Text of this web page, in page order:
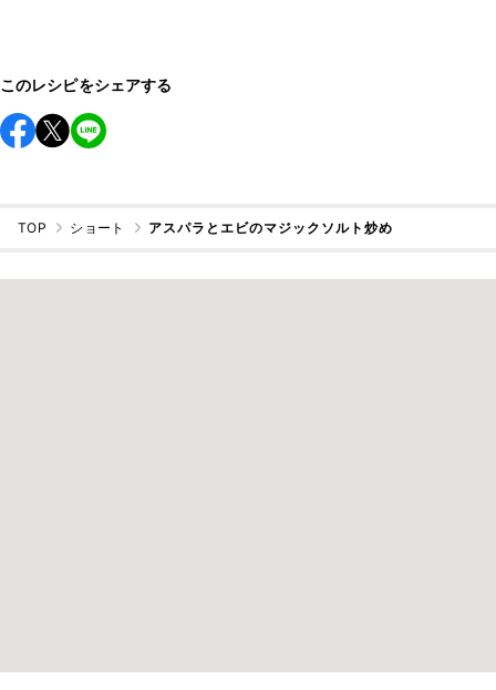
このレシピをシェアする
TOP ショート アスパラとエビのマジックソルト炒め